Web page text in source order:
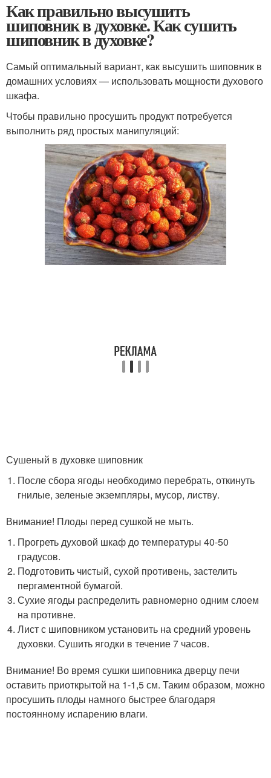
Как правильно высушить
шиповник в духовке. Как сушить
шиповник в духовке?
Самый оптимальный вариант, как высушить шиповник в
домашних условиях — использовать мощности духового
шкафа.
Чтобы правильно просушить продукт потребуется
выполнить ряд простых манипуляций:
Сушеный в духовке шиповник
После сбора ягоды необходимо перебрать, откинуть
гнилые, зеленые экземпляры, мусор, листву.
Внимание! Плоды перед сушкой не мыть.
Прогреть духовой шкаф до температуры 40-50
градусов.
Подготовить чистый, сухой противень, застелить
пергаментной бумагой.
Сухие ягоды распределить равномерно одним слоем
на противне.
Лист с шиповником установить на средний уровень
духовки. Сушить ягодки в течение 7 часов.
Внимание! Во время сушки шиповника дверцу печи
оставить приоткрытой на 1-1,5 см. Таким образом, можно
просушить плоды намного быстрее благодаря
постоянному испарению влаги.